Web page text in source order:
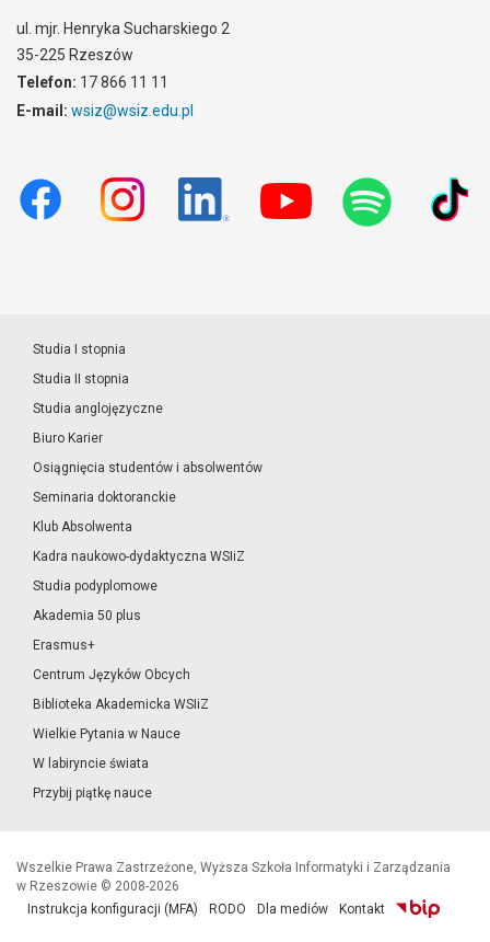
ul. mjr. Henryka Sucharskiego 2
35-225 Rzeszów
Telefon: 17 866 11 11
E-mail: wsiz@wsiz.edu.pl
Studia I stopnia
Studia II stopnia
Studia anglojęzyczne
Biuro Karier
Osiągnięcia studentów i absolwentów
Seminaria doktoranckie
Klub Absolwenta
Kadra naukowo-dydaktyczna WSIiZ
Studia podyplomowe
Akademia 50 plus
Erasmus+
Centrum Języków Obcych
Biblioteka Akademicka WSIiZ
Wielkie Pytania w Nauce
W labiryncie świata
Przybij piątkę nauce
Wszelkie Prawa Zastrzeżone, Wyższa Szkoła Informatyki i Zarządzania
w Rzeszowie © 2008-2026
Instrukcja konfiguracji (MFA)
RODO Dla mediów Kontakt